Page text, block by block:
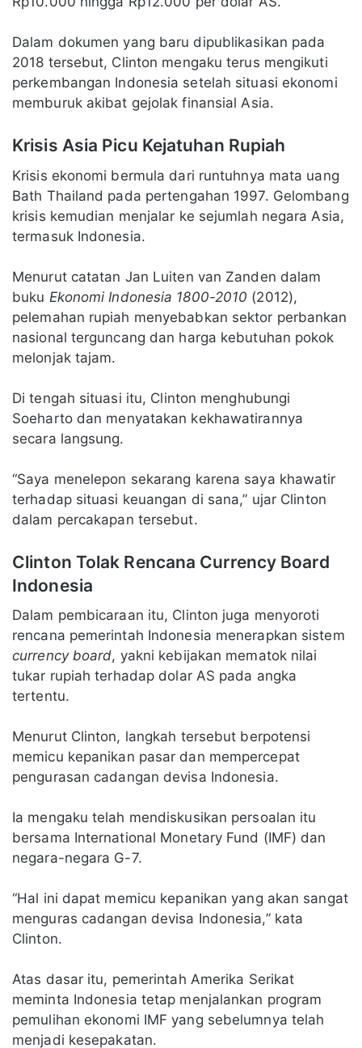
Dalam dokumen yang baru dipublikasikan pada
2018 tersebut, Clinton mengaku terus mengikuti
perkembangan Indonesia setelah situasi ekonomi
memburuk akibat gejolak finansial Asia.
Krisis Asia Picu Kejatuhan Rupiah
Krisis ekonomi bermula dari runtuhnya mata uang
Bath Thailand pada pertengahan 1997. Gelombang
krisis kemudian menjalar ke sejumlah negara Asia,
termasuk Indonesia.
Menurut catatan Jan Luiten van Zanden dalam
buku Ekonomi Indonesia 1800-2010 (2012),
pelemahan rupiah menyebabkan sektor perbankan
nasional terguncang dan harga kebutuhan pokok
melonjak tajam.
Di tengah situasi itu, Clinton menghubungi
Soeharto dan menyatakan kekhawatirannya
secara langsung.
“Saya menelepon sekarang karena saya khawatir
terhadap situasi keuangan di sana,” ujar Clinton
dalam percakapan tersebut.
Clinton Tolak Rencana Currency Board
Indonesia
Dalam pembicaraan itu, Clinton juga menyoroti
rencana pemerintah Indonesia menerapkan sistem
currency board, yakni kebijakan mematok nilai
tukar rupiah terhadap dolar AS pada angka
tertentu.
Menurut Clinton, langkah tersebut berpotensi
memicu kepanikan pasar dan mempercepat
pengurasan cadangan devisa Indonesia.
Ia mengaku telah mendiskusikan persoalan itu
bersama International Monetary Fund (IMF) dan
negara-negara G-7.
“Hal ini dapat memicu kepanikan yang akan sangat
menguras cadangan devisa Indonesia,” kata
Clinton.
Atas dasar itu, pemerintah Amerika Serikat
meminta Indonesia tetap menjalankan program
pemulihan ekonomi IMF yang sebelumnya telah
menjadi kesepakatan.